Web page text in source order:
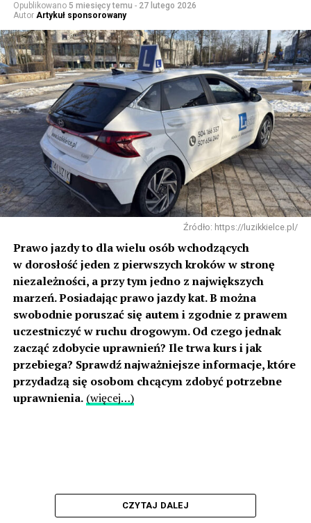
Opublikowano 5 miesięcy temu - 27 lutego 2026
Autor Artykuł sponsorowany
Źródło: https://luzikkielce.pl/
Prawo jazdy to dla wielu osób wchodzących
w dorosłość jeden z pierwszych kroków w stronę
niezależności, a przy tym jedno z największych
marzeń. Posiadając prawo jazdy kat. B można
swobodnie poruszać się autem i zgodnie z prawem
uczestniczyć w ruchu drogowym. Od czego jednak
zacząć zdobycie uprawnień? Ile trwa kurs i jak
przebiega? Sprawdź najważniejsze informacje, które
przydadzą się osobom chcącym zdobyć potrzebne
uprawnienia. (więcej…)
CZYTAJ DALEJ